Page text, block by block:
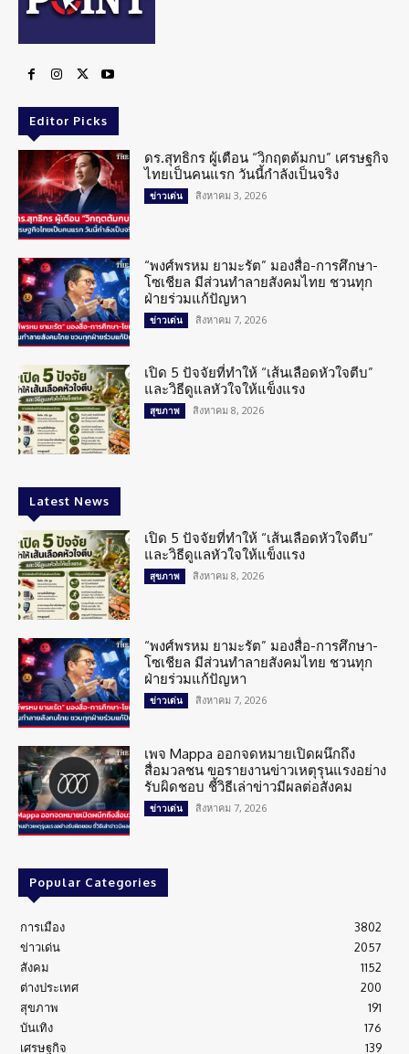
Editor Picks
ดร.สุทธิกร ผู้เตือน “วิกฤตต้มกบ” เศรษฐกิจ
ไทยเป็นคนแรก วันนี้กำลังเป็นจริง
ข่าวเด่น สิงหาคม 3, 2026
“พงศ์พรหม ยามะรัต” มองสื่อ-การศึกษา-
โซเชียล มีส่วนทำลายสังคมไทย ชวนทุก
ฝ่ายร่วมแก้ปัญหา
ข่าวเด่น สิงหาคม 7, 2026
เปิด 5 ปัจจัยที่ทำให้ “เส้นเลือดหัวใจตีบ”
และวิธีดูแลหัวใจให้แข็งแรง
สุขภาพ สิงหาคม 8, 2026
Latest News
เปิด 5 ปัจจัยที่ทำให้ “เส้นเลือดหัวใจตีบ”
และวิธีดูแลหัวใจให้แข็งแรง
สุขภาพ สิงหาคม 8, 2026
“พงศ์พรหม ยามะรัต” มองสื่อ-การศึกษา-
โซเชียล มีส่วนทำลายสังคมไทย ชวนทุก
ฝ่ายร่วมแก้ปัญหา
ข่าวเด่น สิงหาคม 7, 2026
เพจ Mappa ออกจดหมายเปิดผนึกถึง
สื่อมวลชน ขอรายงานข่าวเหตุรุนแรงอย่าง
รับผิดชอบ ชี้วิธีเล่าข่าวมีผลต่อสังคม
ข่าวเด่น สิงหาคม 7, 2026
Popular Categories
การเมือง
3802
ข่าวเด่น
2057
สังคม
1152
ต่างประเทศ
200
สุขภาพ
191
บันเทิง
176
เศรษฐกิจ
139